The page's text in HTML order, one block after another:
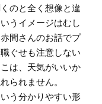
のと全く想像と違
うイメージはむし
間さんのお話でプ
ぐせも注意しない
は、天気がいいか
られません。
う分かりやすい形